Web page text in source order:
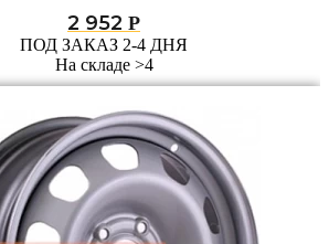
2 952 Р
ПОД ЗАКАЗ 2-4 ДНЯ
На складе >4